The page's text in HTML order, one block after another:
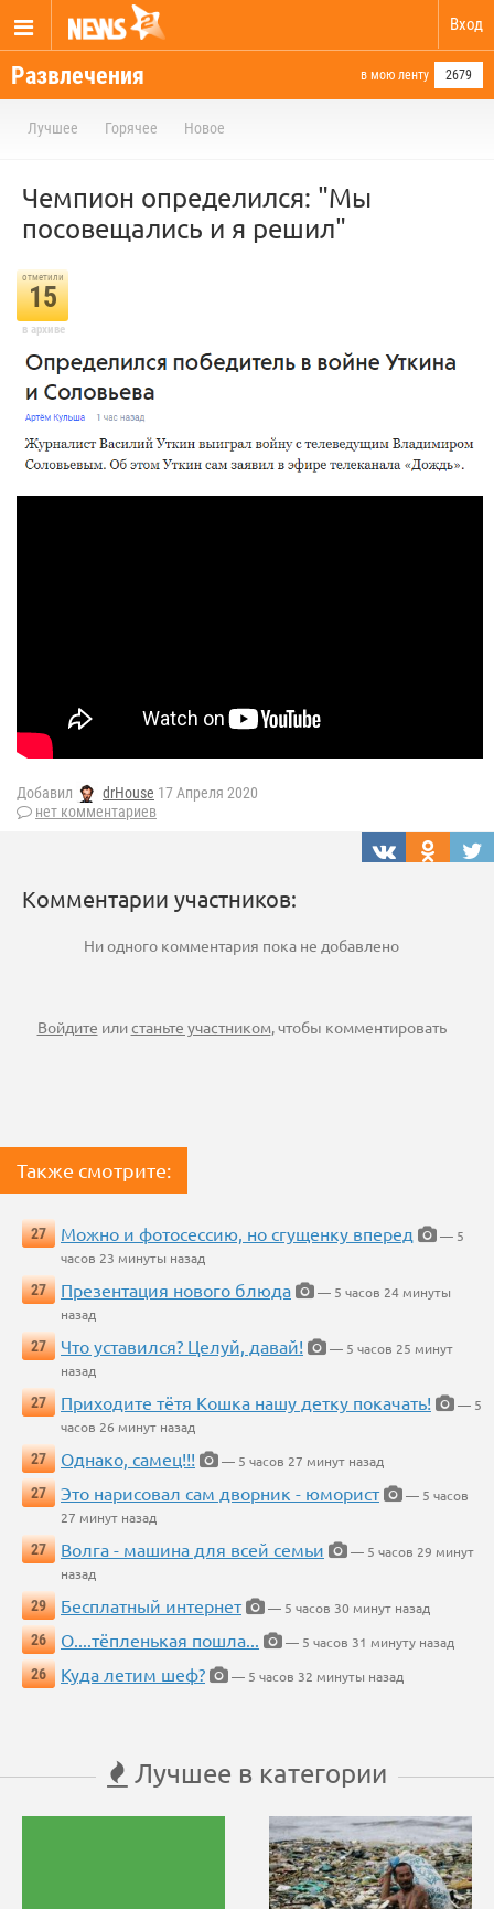
Вход
Развлечения в мою ленту 2679
Лучшее Горячее Новое
Чемпион определился: "Мы
посовещались и я решил"
отметили
15
в архиве
Добавил drHouse 17 Апреля 2020
нет комментариев
Комментарии участников:
Ни одного комментария пока не добавлено
Войдите илистаньте участником, чтобы комментировать
Также смотрите:
27 Можно и фотосессию, но сгущенку вперед
— 5
часов 23 минуты назад
27
Презентация нового блюда
— 5 часов 24 минуты
назад
27
Что уставился? Целуй, давай!
— 5 часов 25 минут
назад
27
Приходите тётя Кошка нашу детку покачать!
— 5
часов 26 минут назад
27
Однако, самец!!!
— 5 часов 27 минут назад
27
Это нарисовал сам дворник - юморист
— 5 часов
27 минут назад
27
Волга - машина для всей семьи
— 5 часов 29 минут
назад
29
Бесплатный интернет
— 5 часов 30 минут назад
26
О....тёпленькая пошла...
— 5 часов 31 минуту назад
26
Куда летим шеф? — 5 часов 32 минуты назад
Лучшее в категории